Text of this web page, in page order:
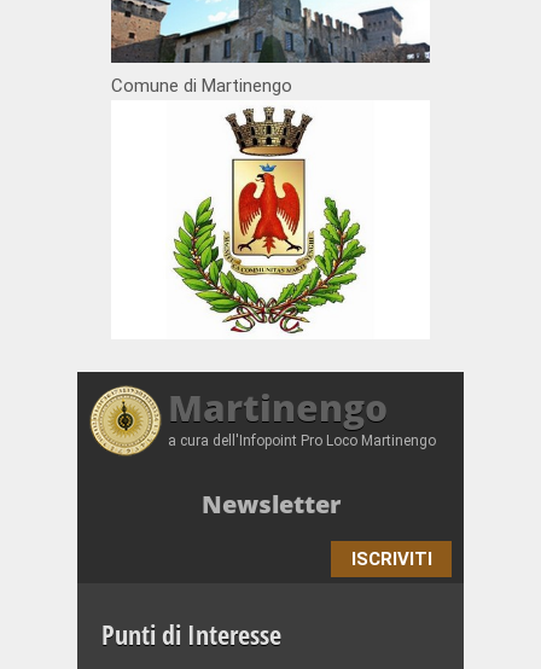
Comune di Martinengo
Martinengo
a cura dell'Infopoint Pro Loco Martinengo
Newsletter
ISCRIVITI
Punti di Interesse